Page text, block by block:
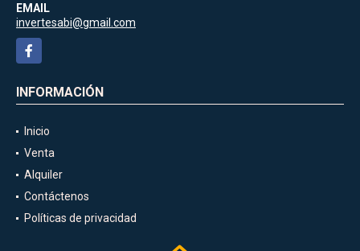
EMAIL
invertesabi@gmail.com
Facebook
INFORMACIÓN
Inicio
Venta
Alquiler
Contáctenos
Políticas de privacidad